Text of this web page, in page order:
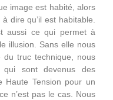
image est habité, alors
dire qu’il est habitable.
aussi ce qui permet à
illusion. Sans elle nous
du truc technique, nous
qui sont devenus des
Haute Tension pour un
n’est pas le cas. Nous